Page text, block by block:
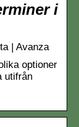
i
| Avanza
optioner
utifrån